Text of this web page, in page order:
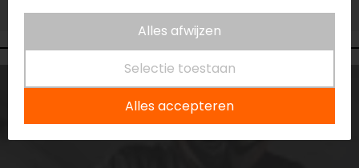
Niet op voorraad
Alles afwijzen
Selectie toestaan
Alles accepteren